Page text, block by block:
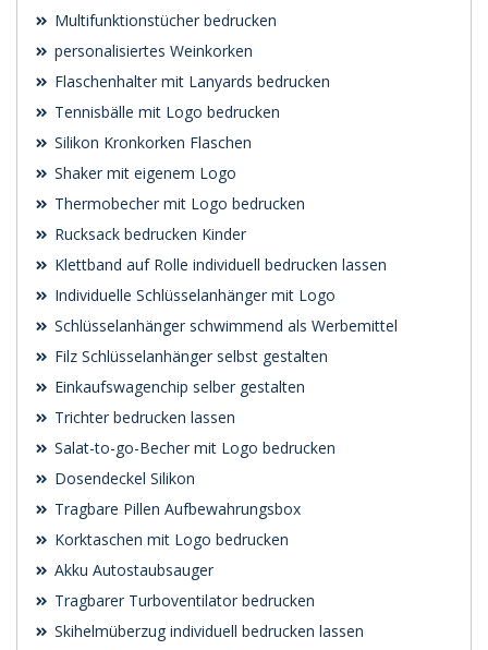
Multifunktionstücher bedrucken
personalisiertes Weinkorken
Flaschenhalter mit Lanyards bedrucken
Tennisbälle mit Logo bedrucken
Silikon Kronkorken Flaschen
Shaker mit eigenem Logo
Thermobecher mit Logo bedrucken
Rucksack bedrucken Kinder
Klettband auf Rolle individuell bedrucken lassen
Individuelle Schlüsselanhänger mit Logo
Schlüsselanhänger schwimmend als Werbemittel
Filz Schlüsselanhänger selbst gestalten
Einkaufswagenchip selber gestalten
Trichter bedrucken lassen
Salat-to-go-Becher mit Logo bedrucken
Dosendeckel Silikon
Tragbare Pillen Aufbewahrungsbox
Korktaschen mit Logo bedrucken
Akku Autostaubsauger
Tragbarer Turboventilator bedrucken
Skihelmüberzug individuell bedrucken lassen